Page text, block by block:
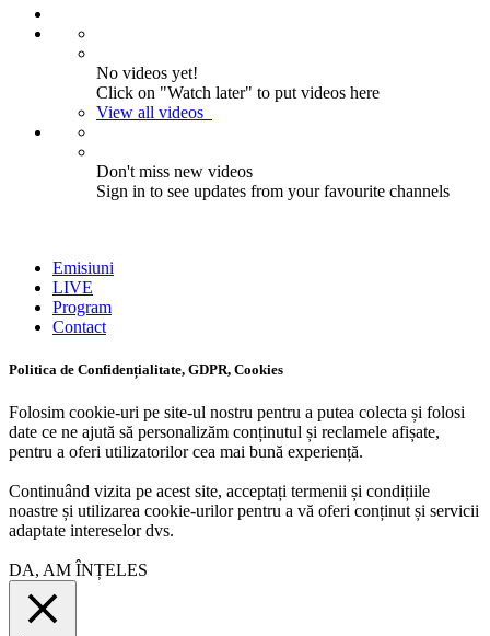
No videos yet!
Click on "Watch later" to put videos here
View all videos
Don't miss new videos
Sign in to see updates from your favourite channels
Emisiuni
LIVE
Program
Contact
Politica de Confidențialitate, GDPR, Cookies
Folosim cookie-uri pe site-ul nostru pentru a putea colecta și folosi
date ce ne ajută să personalizăm conținutul și reclamele afișate,
pentru a oferi utilizatorilor cea mai bună experiență.
Continuând vizita pe acest site, acceptați termenii și condițiile
noastre și utilizarea cookie-urilor pentru a vă oferi conținut și servicii
adaptate intereselor dvs.
DA, AM ÎNȚELES